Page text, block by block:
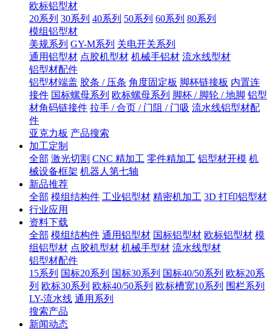
欧标铝型材
20系列 30系列 40系列 50系列 60系列 80系列
模组铝型材
美规系列 GY-M系列 关电开关系列
通用铝型材 点胶机型材 机械手铝材 流水线型材
铝型材配件
铝型材端盖 胶条 / 压条 角度固定板 脚杯链接板 内置连
接件 国标螺母系列 欧标螺母系列 脚杯 / 脚轮 / 地脚 铝型
材角码链接件 拉手 / 合页 / 门阻 / 门吸 流水线铝型材配
件
亚克力板 产品搜索
加工定制
全部 激光切割 CNC 精加工 零件精加工 铝型材开模 机
械设备框架 机器人第七轴
新品推荐
全部 模组结构件 工业铝型材 精密机加工 3D 打印铝型材
行业应用
资料下载
全部 模组结构件 通用铝型材 国标铝型材 欧标铝型材 模
组铝型材 点胶机型材 机械手型材 流水线型材
铝型材配件
15系列 国标20系列 国标30系列 国标40/50系列 欧标20系
列 欧标30系列 欧标40/50系列 欧标槽宽10系列 围栏系列
LY-流水线 通用系列
搜索产品
新闻动态